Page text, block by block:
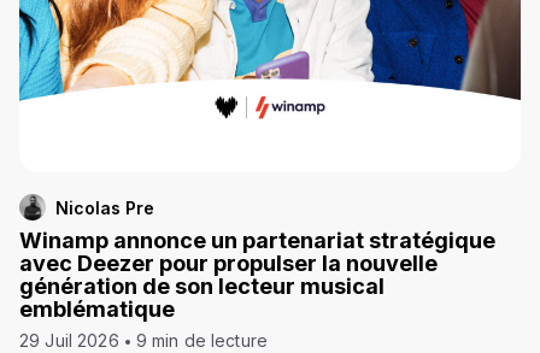
Nicolas Pre
Winamp annonce un partenariat stratégique
avec Deezer pour propulser la nouvelle
génération de son lecteur musical
emblématique
29 Juil 2026 9 min de lecture